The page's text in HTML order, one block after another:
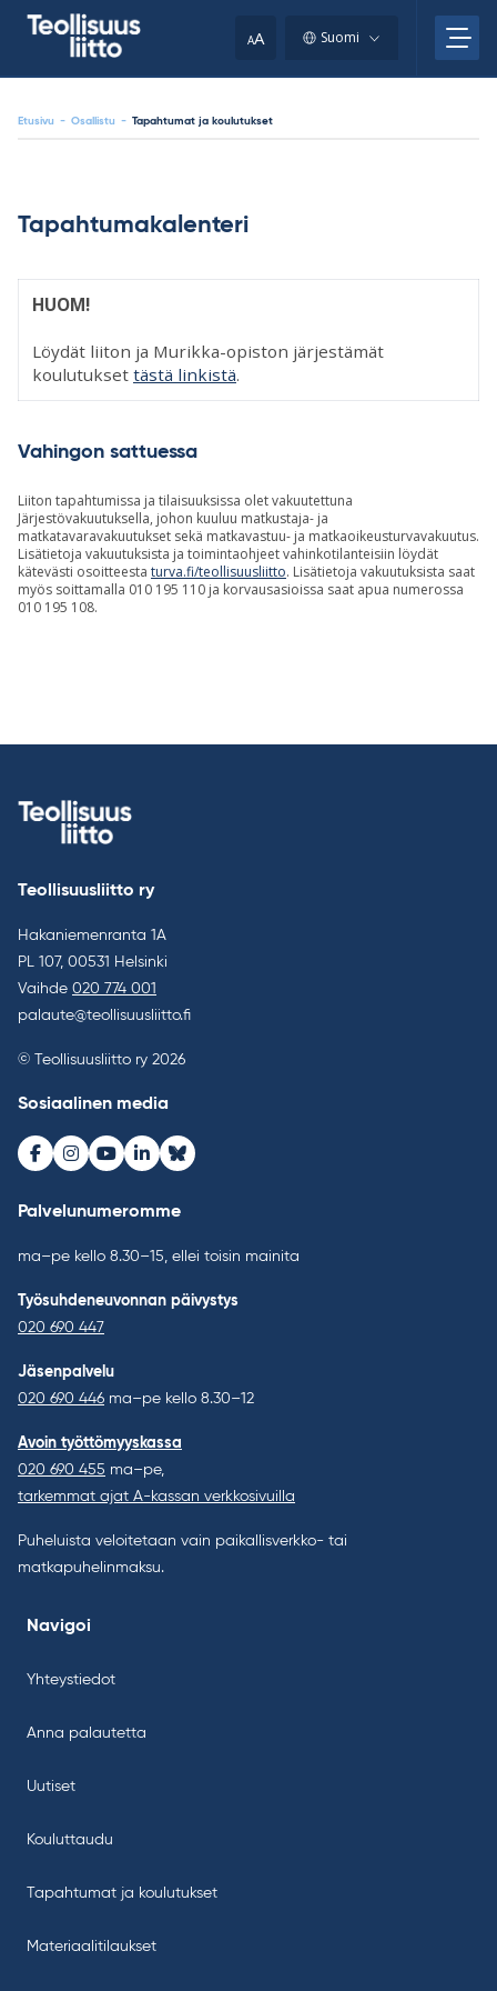
AA Suomi
Etusivu - Osallistu - Tapahtumat ja koulutukset
Tapahtumakalenteri
HUOM!
Löydät liiton ja Murikka-opiston järjestämät
koulutukset tästä linkistä.
Vahingon sattuessa
Liiton tapahtumissa ja tilaisuuksissa olet vakuutettuna
Järjestövakuutuksella, johon kuuluu matkustaja- ja
matkatavaravakuutukset sekä matkavastuu- ja matkaoikeusturvavakuutus.
Lisätietoja vakuutuksista ja toimintaohjeet vahinkotilanteisiin löydät
kätevästi osoitteesta turva.fi/teollisuusliitto. Lisätietoja vakuutuksista saat
myös soittamalla 010 195 110 ja korvausasioissa saat apua numerossa
010 195 108.
clipboard.)
Teollisuusliitto ry
Hakaniemenranta 1A
PL 107, 00531 Helsinki
Vaihde 020 774 001
palaute@teollisuusliitto.fi
© Teollisuusliitto ry 2026
Sosiaalinen media
Facebook
Instagram
Youtube
LinkedInBluesky
Palvelunumeromme
ma–pe kello 8.30–15, ellei toisin mainita
Työsuhdeneuvonnan päivystys
020 690 447
Jäsenpalvelu
020 690 446 ma–pe kello 8.30–12
Avoin työttömyyskassa
020 690 455 ma–pe,
tarkemmat ajat A-kassan verkkosivuilla
Puheluista veloitetaan vain paikallisverkko- tai
matkapuhelinmaksu.
Navigoi
Yhteystiedot
Anna palautetta
Uutiset
Kouluttaudu
Tapahtumat ja koulutukset
Materiaalitilaukset